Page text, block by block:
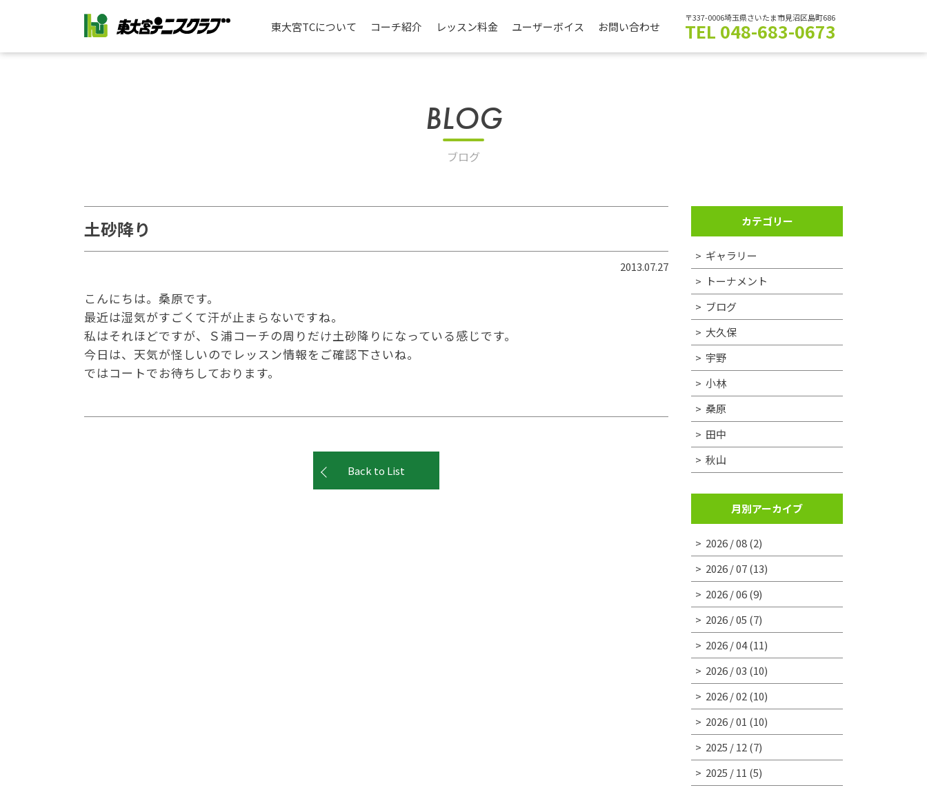
東大宮TCについて コーチ紹介 レッスン料金 ユーザーボイス お問い合わせ
〒337-0006埼玉県さいたま市見沼区島町686
TEL 048-683-0673
BLOG
ブログ
土砂降り
2013.07.27
こんにちは。桑原です。
最近は湿気がすごくて汗が止まらないですね。
私はそれほどですが、Ｓ浦コーチの周りだけ土砂降りになっている感じです。
今日は、天気が怪しいのでレッスン情報をご確認下さいね。
ではコートでお待ちしております。
Back to List
カテゴリー
ギャラリー
トーナメント
ブログ
大久保
宇野
小林
桑原
田中
秋山
月別アーカイブ
2026 / 08(2)
2026 / 07(13)
2026 / 06(9)
2026 / 05 (7)
2026 / 04(11)
2026 / 03 (10)
2026 / 02 (10)
2026 / 01 (10)
2025 / 12 (7)
2025 / 11 (5)